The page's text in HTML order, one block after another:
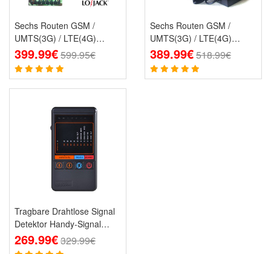
Sechs Routen GSM /
UMTS(3G) / LTE(4G)
Handy Störsender
399.99€599.95€
Sechs Routen GSM /
UMTS(3G) / LTE(4G)
Handy Störsender
389.99€518.99€
Tragbare Drahtlose Signal
Detektor Handy-Signal
detektor
269.99€329.99€